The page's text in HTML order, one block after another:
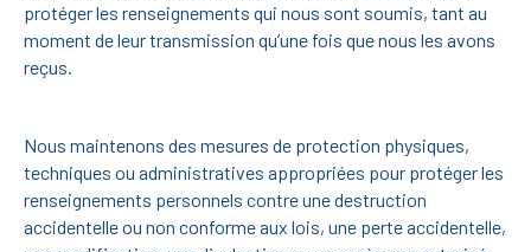
protéger les renseignements qui nous sont soumis, tant au
moment de leur transmission qu’une fois que nous les avons
reçus.
Nous maintenons des mesures de protection physiques,
techniques ou administratives appropriées pour protéger les
renseignements personnels contre une destruction
accidentelle ou non conforme aux lois, une perte accidentelle,